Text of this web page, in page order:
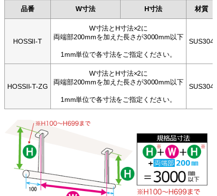
品番 W寸法 H寸法 材質
HOSSII-T
W寸法とH寸法×2に
両端部200mmを加えた長さが3000mm以下
1mm単位で各寸法をご指定ください。
SUS304
HOSSII-T-ZG
W寸法とH寸法×2に
両端部200mmを加えた長さが3000mm以下
1mm単位で各寸法をご指定ください。
SUS304